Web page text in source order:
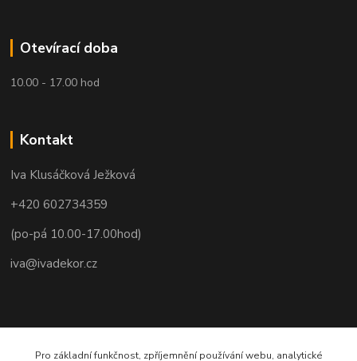
Otevírací doba
10.00 - 17.00 hod
Kontakt
Iva Klusáčková Ježková
+420 602734359
(po-pá 10.00-17.00hod)
iva@ivadekor.cz
Pro základní funkčnost, zpříjemnění používání webu, analytické